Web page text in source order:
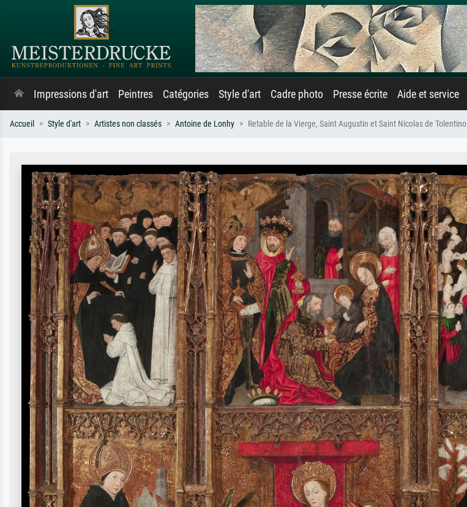
Impressions d'art Peintres Catégories Style d'art Cadre photo Presse écrite Aide et service
Accueil Style d'art Artistes non classés Antoine de Lonhy Retable de la Vierge, Saint Augustin et Saint Nicolas de Tolentino